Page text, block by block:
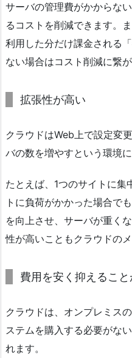
サーバの管理費がかからな
るコストを削減できます。
利用した分だけ課金される
ない場合はコスト削減に繋が
拡張性が高い
クラウドはWeb上で設定変
バの数を増やすという環境
たとえば、1つのサイトに集
トに負荷がかかった場合で
を向上させ、サーバが重く
性が高いこともクラウドのメ
費用を安く抑えること
クラウドは、オンプレミス
ステムを購入する必要がな
れます。